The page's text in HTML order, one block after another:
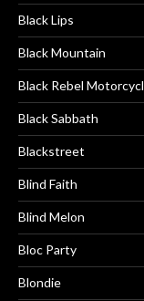
Black Lips
Black Mountain
Black Rebel
Black Sabbath
Blackstreet
Blind Faith
Blind Melon
Bloc Party
Blondie